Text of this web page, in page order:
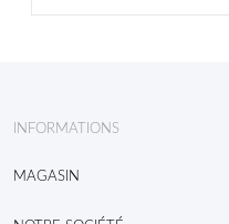
INFORMATIONS
MAGASIN